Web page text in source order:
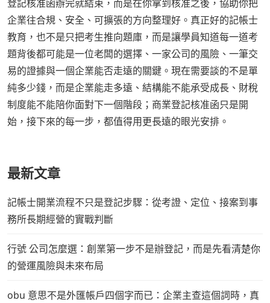
登記核准函辦完就結束，而是在你拿到核准之後，協助你把
企業往合規、安全、可擴張的方向整理好。真正好的記帳士
教育，也不是只把考生推向題庫，而是讓學員知道每一道考
題背後都可能是一位老闆的選擇、一家公司的風險、一筆交
易的證據與一個企業能否走遠的關鍵。現在需要談的不是單
純多少錢，而是企業能走多遠、結構能不能承受成長、財稅
制度能不能陪你面對下一個階段；商業登記核准函只是開
始，接下來的每一步，都值得用更長遠的眼光安排。
最新文章
記帳士開業流程不只是登記步驟：從考證、定位、接案到事
務所長期經營的實戰判斷
行號 公司怎麼選：創業第一步不是辦登記，而是先看清楚你
的營運風險與未來布局
obu 意思不是外匯帳戶四個字而已：企業主查這個詞時，真